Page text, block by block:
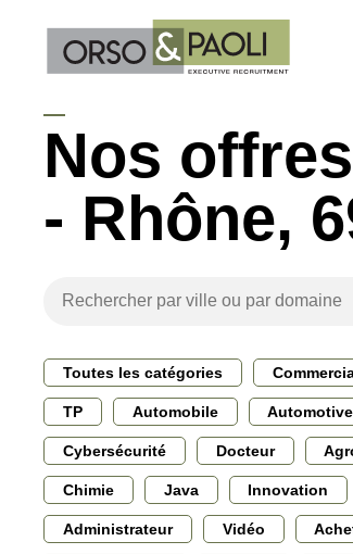
Nos
- Rhône,
Toutes les catégories
TP Automobile Automotive
Cybersécurité Docteur
Chimie Java Innovation
Administrateur Vidéo